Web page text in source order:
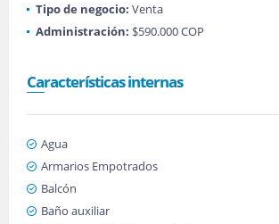
Tipo de negocio: Venta
Administración: $590.000 COP
Características internas
Agua
Armarios Empotrados
Balcón
Baño auxiliar